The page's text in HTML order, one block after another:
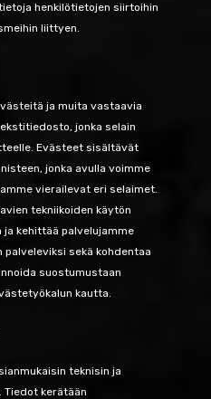
henkilötietojen siirtoihin
liittyen.
ja muita vastaavia
jonka selain
Evästeet sisältävät
jonka avulla voimme
vierailevat eri selaimet.
tekniikoiden käytön
kehittää palvelujamme
sekä kohdentaa
suostumustaan
kautta.
teknisin ja
Tiedot kerätään